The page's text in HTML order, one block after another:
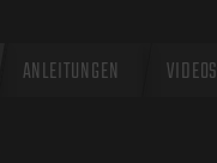
ANLEITUNGEN VIDEOS